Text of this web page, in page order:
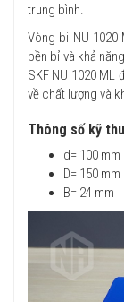
trung bình.
Vòng bi NU 1020
bền bỉ và khả
SKF NU 1020
về chất lượng và
Thông số kỹ
d= 100 mm
D= 150 mm
B= 24 mm